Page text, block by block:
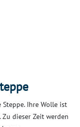
Ihre Wolle ist
dieser Zeit werden